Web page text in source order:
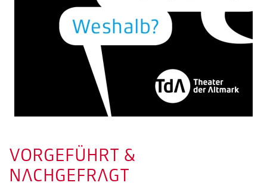
VORGEFÜHRT &
NACHGEFRAGT